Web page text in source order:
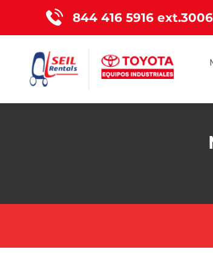
844 416 5916 ext.3006